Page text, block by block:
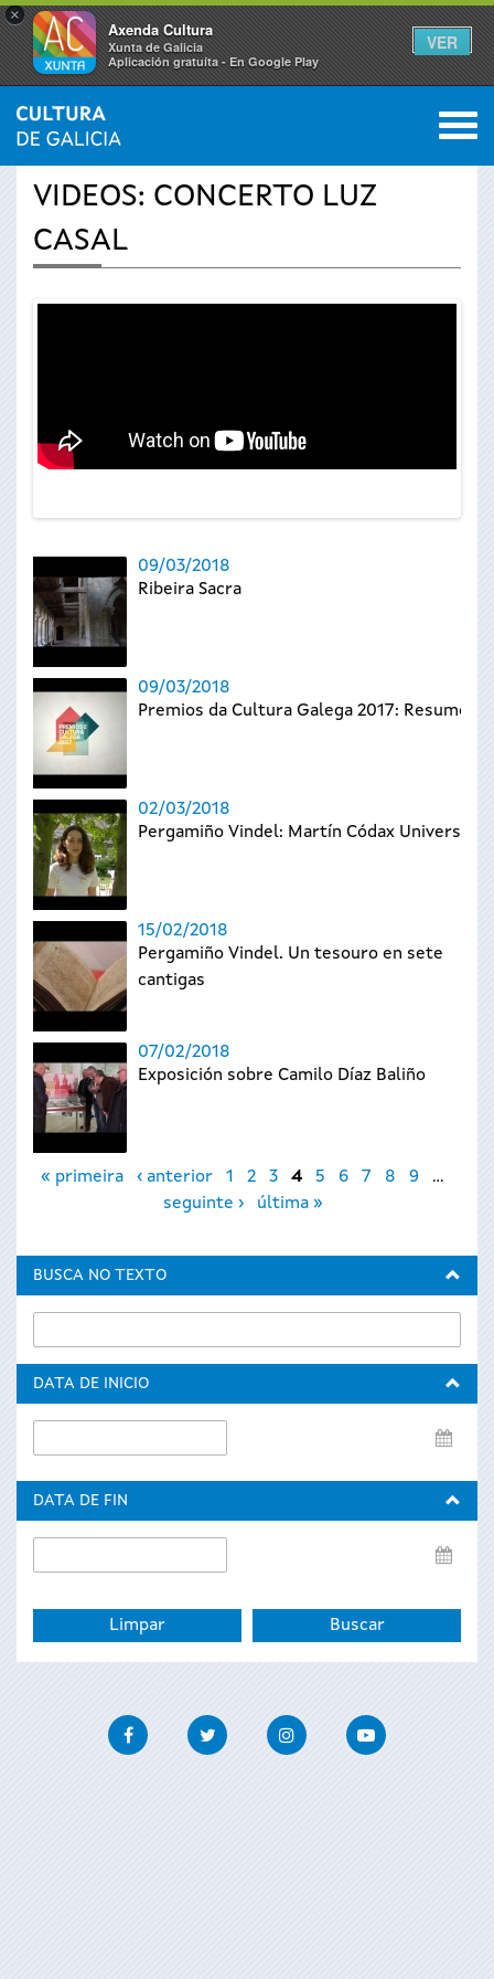
×
Axenda Cultura
Xunta de Galicia
Aplicación gratuíta - En Google Play
VER
Vostede
aquí
INICIO › ACTUALIDADE 0
VIDEOS: CONCERTO LUZ
CASAL
09/03/2018
Ribeira Sacra
09/03/2018
Premios da Cultura Galega 2017: Resumo
02/03/2018
Pergamiño Vindel: Martín Códax Universal
15/02/2018
Pergamiño Vindel. Un tesouro en sete
cantigas
07/02/2018
Exposición sobre Camilo Díaz Baliño
Páxinas
« primeira ‹ anterior 1 2 3 4 5 6 7 8 9
…
seguinte ›
última »
BUSCA NO TEXTO
DATA DE INICIO
de
DATA DE FIN
de
FacebookTwitter InstagramYoutube